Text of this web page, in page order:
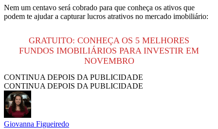
Nem um centavo será cobrado para que conheça os ativos que
podem te ajudar a capturar lucros atrativos no mercado imobiliário:
GRATUITO: CONHEÇA OS 5 MELHORES
FUNDOS IMOBILIÁRIOS PARA INVESTIR EM
NOVEMBRO
CONTINUA DEPOIS DA PUBLICIDADE
CONTINUA DEPOIS DA PUBLICIDADE
Giovanna Figueiredo